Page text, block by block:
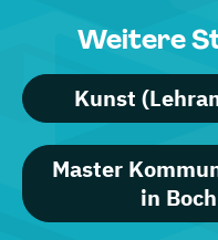
Weitere
Kunst
Master
in